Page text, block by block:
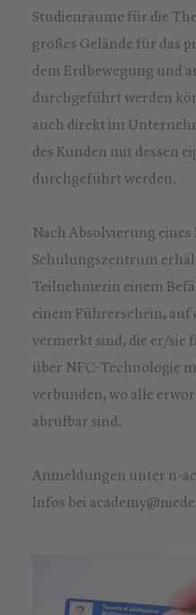
Studienräume für die
großes Gelände für das
dem Erdbewegung und
durchgeführt werden
auch direkt im
des Kunden mit dessen
durchgeführt werden.
Nach Absolvierung
Schulungszentrum
Teilnehmerin einem
einem Führerschein, auf
vermerkt sind, die er/sie
über NFC-Technologie
verbunden, wo alle
abrufbar sind.
Anmeldungen unter n-
Infos bei